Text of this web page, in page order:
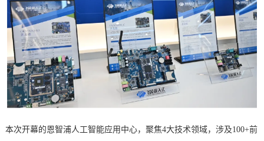
本次开幕的恩智浦人工智能应用中心，聚焦4大技术领域，涉及100+前